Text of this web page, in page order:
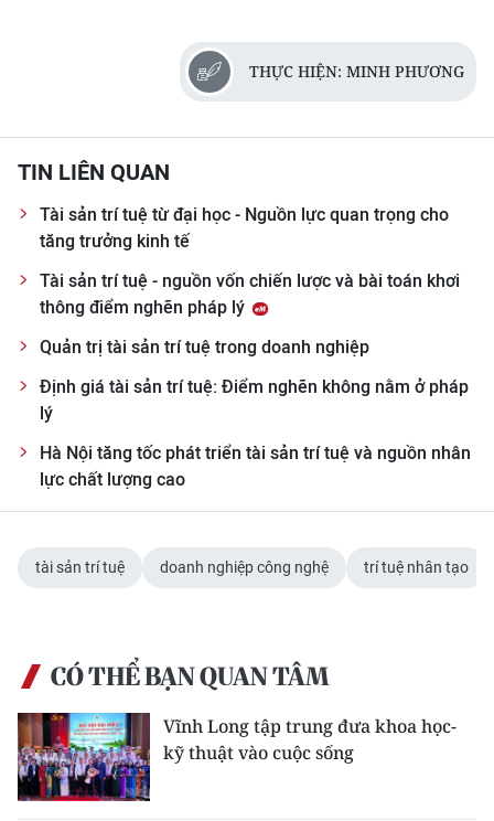
THỰC HIỆN: MINH PHƯƠNG
TIN LIÊN QUAN
Tài sản trí tuệ từ đại học - Nguồn lực quan trọng cho
tăng trưởng kinh tế
Tài sản trí tuệ - nguồn vốn chiến lược và bài toán khơi
thông điểm nghẽn pháp lý
Quản trị tài sản trí tuệ trong doanh nghiệp
Định giá tài sản trí tuệ: Điểm nghẽn không nằm ở pháp
lý
Hà Nội tăng tốc phát triển tài sản trí tuệ và nguồn nhân
lực chất lượng cao
tài sản trí tuệ doanh nghiệp công nghệ trí tuệ nhân tạo
CÓ THỂ BẠN QUAN TÂM
Vĩnh Long tập trung đưa khoa học-
kỹ thuật vào cuộc sống